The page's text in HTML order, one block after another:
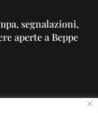
segnalazioni,
aperte a Beppe